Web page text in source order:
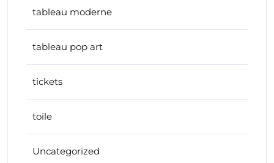
tableau moderne
tableau pop art
tickets
toile
Uncategorized